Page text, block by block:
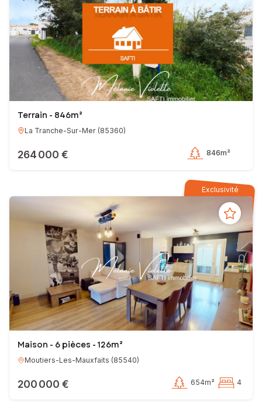
Terrain - 846m²
La Tranche-Sur-Mer (85360)
264 000 € 846m²
Exclusivité
Maison - 6 pièces - 126m²
Moutiers-Les-Mauxfaits (85540)
200 000 € 654m² 4